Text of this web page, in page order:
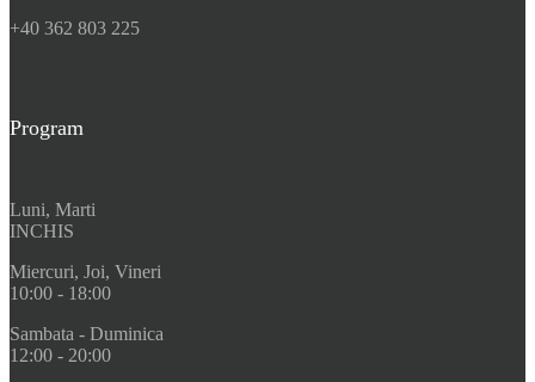
+40 362 803 225
Program
Luni, Marti
INCHIS
Miercuri, Joi, Vineri
10:00 - 18:00
Sambata - Duminica
12:00 - 20:00